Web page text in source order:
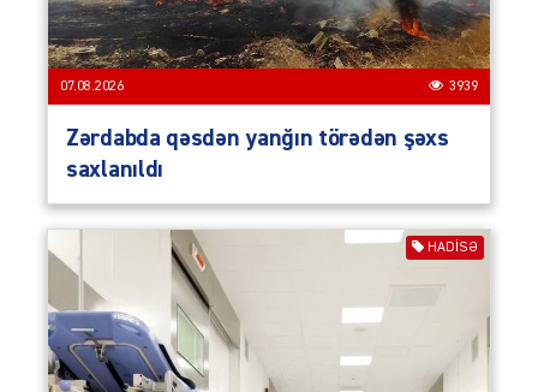
07.08.2026 3939
Zərdabda qəsdən yanğın törədən şəxs
saxlanıldı
HADISƏ